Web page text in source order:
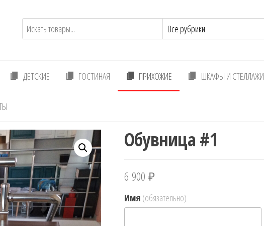
ДЕТСКИЕ ГОСТИНАЯ ПРИХОЖИЕ ШКАФЫ И СТЕЛЛАЖИ
Обувница #1
6 900 ₽
Имя (обязательно)